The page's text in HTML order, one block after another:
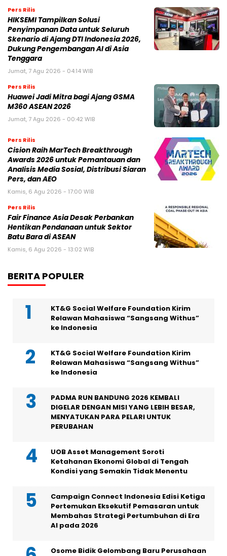
Pers Rilis
HIKSEMI Tampilkan Solusi
Penyimpanan Data untuk Seluruh
Skenario di Ajang DTI Indonesia 2026,
Dukung Pengembangan AI di Asia
Tenggara
Jumat, 7 Agu 2026 - 04:14 WIB
Pers Rilis
Huawei Jadi Mitra bagi Ajang GSMA
M360 ASEAN 2026
Jumat, 7 Agu 2026 - 00:42 WIB
Pers Rilis
Cision Raih MarTech Breakthrough
Awards 2026 untuk Pemantauan dan
Analisis Media Sosial, Distribusi Siaran
Pers, dan AEO
Kamis, 6 Agu 2026 - 17:00 WIB
Pers Rilis
Fair Finance Asia Desak Perbankan
Hentikan Pendanaan untuk Sektor
Batu Bara di ASEAN
Kamis, 6 Agu 2026 - 13:02 WIB
BERITA POPULER
KT&G Social Welfare Foundation Kirim
Relawan Mahasiswa “Sangsang Withus”
ke Indonesia
KT&G Social Welfare Foundation Kirim
Relawan Mahasiswa “Sangsang Withus”
ke Indonesia
PADMA RUN BANDUNG 2026 KEMBALI
DIGELAR DENGAN MISI YANG LEBIH BESAR,
MENYATUKAN PARA PELARI UNTUK
PERUBAHAN
UOB Asset Management Soroti
Ketahanan Ekonomi Global di Tengah
Kondisi yang Semakin Tidak Menentu
Campaign Connect Indonesia Edisi Ketiga
Pertemukan Eksekutif Pemasaran untuk
Membahas Strategi Pertumbuhan di Era
AI pada 2026
Osome Bidik Gelombang Baru Perusahaan